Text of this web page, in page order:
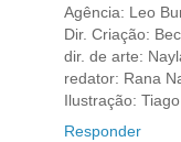
Agência: Leo
Dir. Criação:
dir. de arte:
redator: Rana
Ilustração:
Responder